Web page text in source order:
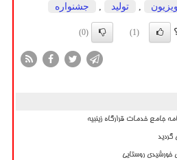
تولید جشنواره
(1)
(0)
خورشیدی روستایی